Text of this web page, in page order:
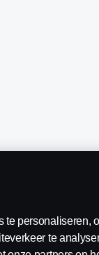
te personaliseren,
te